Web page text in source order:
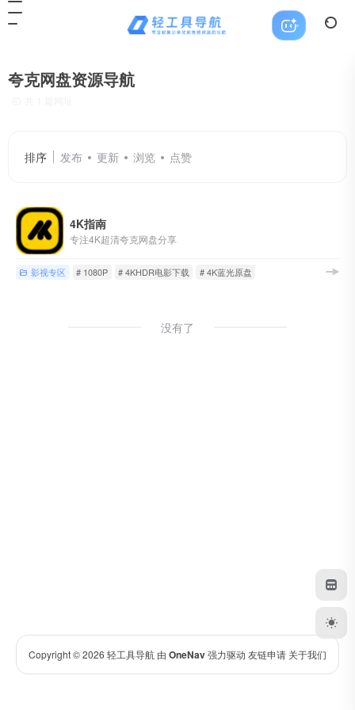
夸克网盘资源导航
排序 发布 更新 浏览 点赞
4K指南
专注4K超清夸克网盘分享
影视专区 # 1080P # 4KHDR电影下载 # 4K蓝光原盘
没有了
Copyright © 2026 轻工具导航 由 OneNav强力驱动 友链申请 关于我们